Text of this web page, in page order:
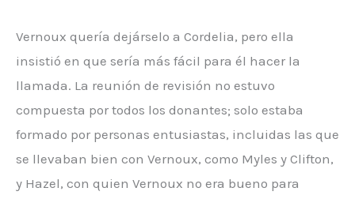
Vernoux quería dejárselo a Cordelia, pero ella
insistió en que sería más fácil para él hacer la
llamada. La reunión de revisión no estuvo
compuesta por todos los donantes; solo estaba
formado por personas entusiastas, incluidas las que
se llevaban bien con Vernoux, como Myles y Clifton,
y Hazel, con quien Vernoux no era bueno para